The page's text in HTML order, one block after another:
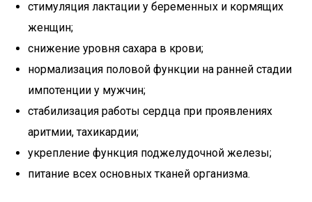
стимуляция лактации у беременных и кормящих
женщин;
снижение уровня сахара в крови;
нормализация половой функции на ранней стадии
импотенции у мужчин;
стабилизация работы сердца при проявлениях
аритмии, тахикардии;
укрепление функция поджелудочной железы;
питание всех основных тканей организма.